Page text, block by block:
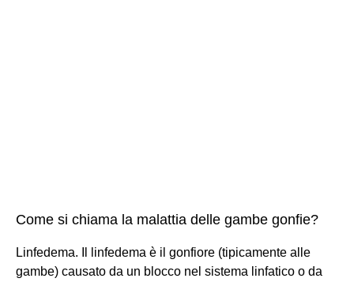
Come si chiama la malattia delle gambe gonfie?
Linfedema. Il linfedema è il gonfiore (tipicamente alle
gambe) causato da un blocco nel sistema linfatico o da